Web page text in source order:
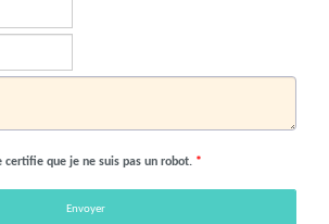
certifie que je ne suis pas un robot. *
Envoyer